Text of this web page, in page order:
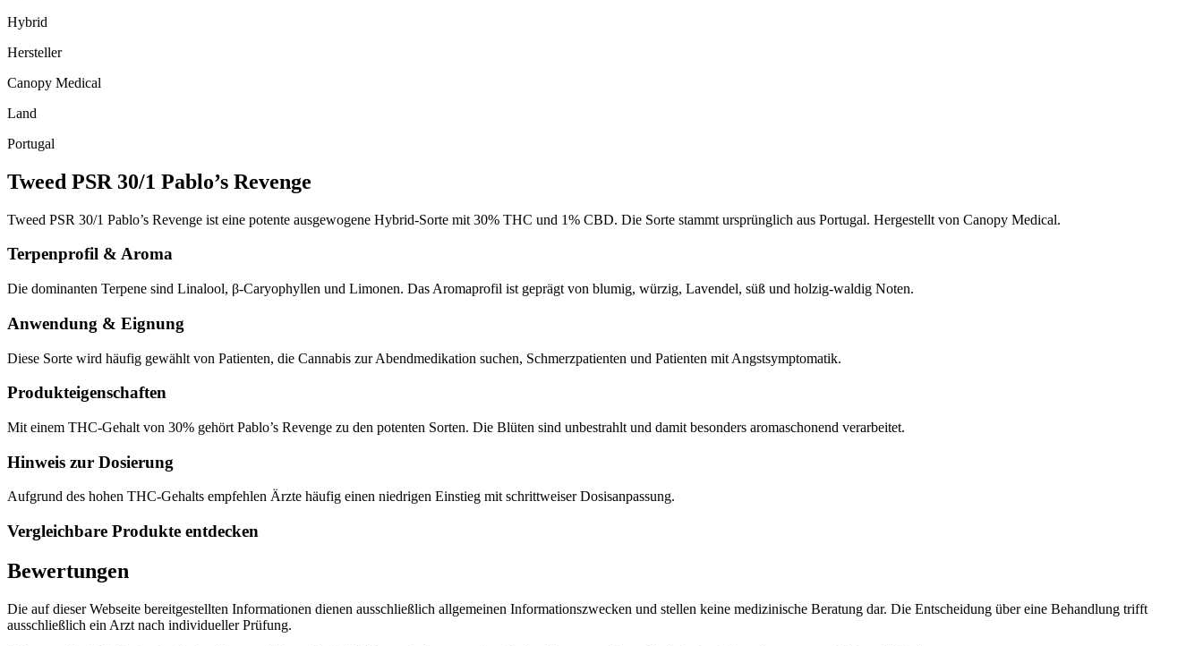
Hybrid
Hersteller
Canopy Medical
Land
Portugal
Tweed PSR 30/1 Pablo’s Revenge
Tweed PSR 30/1 Pablo’s Revenge ist eine potente ausgewogene Hybrid-Sorte mit 30% THC und 1% CBD. Die Sorte stammt ursprünglich aus Portugal. Hergestellt von Canopy Medical.
Terpenprofil & Aroma
Die dominanten Terpene sind Linalool, β-Caryophyllen und Limonen. Das Aromaprofil ist geprägt von blumig, würzig, Lavendel, süß und holzig-waldig Noten.
Anwendung & Eignung
Diese Sorte wird häufig gewählt von Patienten, die Cannabis zur Abendmedikation suchen, Schmerzpatienten und Patienten mit Angstsymptomatik.
Produkteigenschaften
Mit einem THC-Gehalt von 30% gehört Pablo’s Revenge zu den potenten Sorten. Die Blüten sind unbestrahlt und damit besonders aromaschonend verarbeitet.
Hinweis zur Dosierung
Aufgrund des hohen THC-Gehalts empfehlen Ärzte häufig einen niedrigen Einstieg mit schrittweiser Dosisanpassung.
Vergleichbare Produkte entdecken
Bewertungen
Die auf dieser Webseite bereitgestellten Informationen dienen ausschließlich allgemeinen Informationszwecken und stellen keine medizinische Beratung dar. Die Entscheidung über eine Behandlung trifft
ausschließlich ein Arzt nach individueller Prüfung.